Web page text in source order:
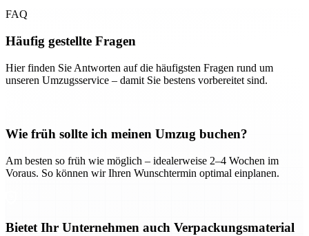
FAQ
Häufig gestellte Fragen
Hier finden Sie Antworten auf die häufigsten Fragen rund um
unseren Umzugsservice – damit Sie bestens vorbereitet sind.
Wie früh sollte ich meinen Umzug buchen?
Am besten so früh wie möglich – idealerweise 2–4 Wochen im
Voraus. So können wir Ihren Wunschtermin optimal einplanen.
Bietet Ihr Unternehmen auch Verpackungsmaterial